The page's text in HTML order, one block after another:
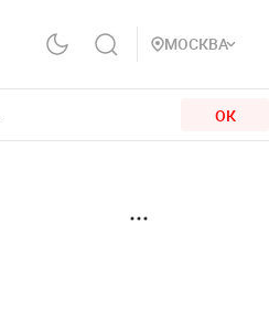
МОСКВА
ОК